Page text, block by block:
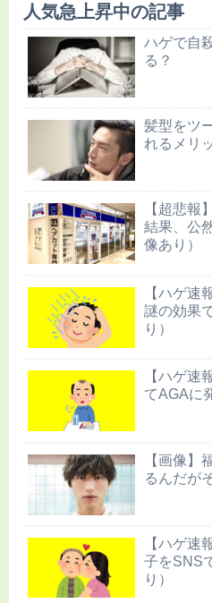
人気急上昇中の記事
ハゲで自
る？
髪型をツ
れるメリ
【超悲報
結果、公
像あり）
【ハゲ速
謎の効果
り）
【ハゲ速
てAGAに
【画像】
るんだが
【ハゲ速
子をSNS
り）